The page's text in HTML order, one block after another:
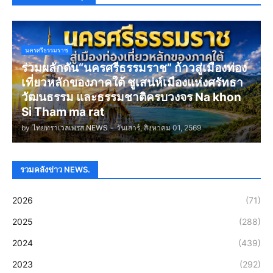
นครศรีธรรมราช
ร่วมผลักดัน“นครศรีธรรมราช” ก้าวสู่เมืองท่อง
เที่ยวหลักของภาคใต้ ชูเสน่ห์เมืองแห่งศรัทธา
วัฒนธรรม และธรรมชาติครบวงจร Na khon
Si Tham ma rat
by ไทยทราเวลเพรส NEWS - วันเสาร์, สิงหาคม 01, 2569
รวมคลังข่าว NEWS.
2026 (71)
2025 (288)
2024 (439)
2023 (292)